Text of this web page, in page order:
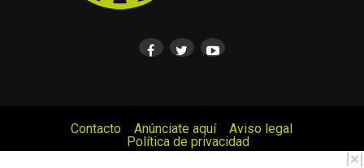
|×|
Contacto Anúnciate aquí
Aviso legal
Política de privacidad
© Cosas de Peques. Todos los derechos reservados.